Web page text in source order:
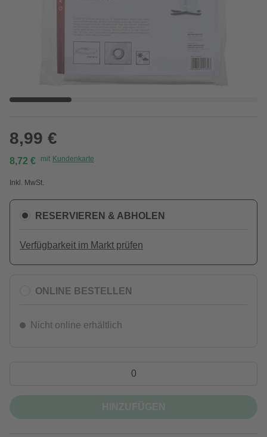
8,99 €
8,72 € mit Kundenkarte
Inkl. MwSt.
RESERVIEREN & ABHOLEN
Verfügbarkeit im Markt prüfen
ONLINE BESTELLEN
Nicht online erhältlich